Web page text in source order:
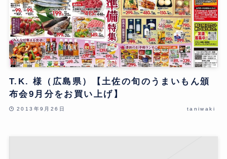
T.K. 様（広島県）【土佐の旬のうまいもん頒
布会9月分をお買い上げ】
2013年9月26日 taniwaki